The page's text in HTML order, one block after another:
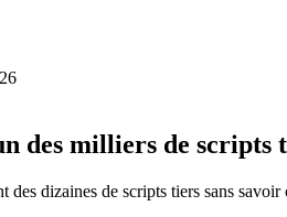
des milliers de scripts
des dizaines de scripts tiers sans